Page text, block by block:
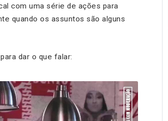
com uma série de ações para
quando os assuntos são alguns
dar o que falar: